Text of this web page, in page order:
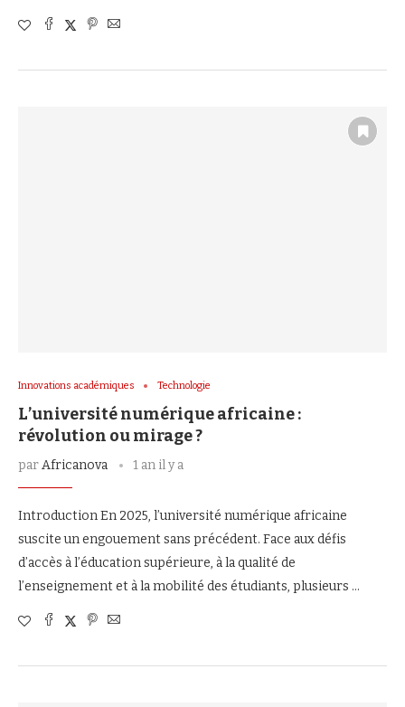
Innovations académiques Technologie
L’université numérique africaine :
révolution ou mirage ?
parAfricanova 1 an il y a
Introduction En 2025, l’université numérique africaine
suscite un engouement sans précédent. Face aux défis
d’accès à l’éducation supérieure, à la qualité de
l’enseignement et à la mobilité des étudiants, plusieurs …